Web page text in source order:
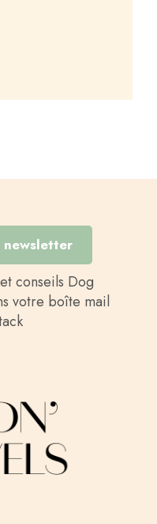
newsletter
conseils Dog
votre boîte mail